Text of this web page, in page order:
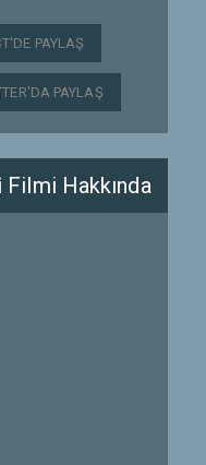
PAYLAŞ
PAYLAŞ
Filmi Hakkında